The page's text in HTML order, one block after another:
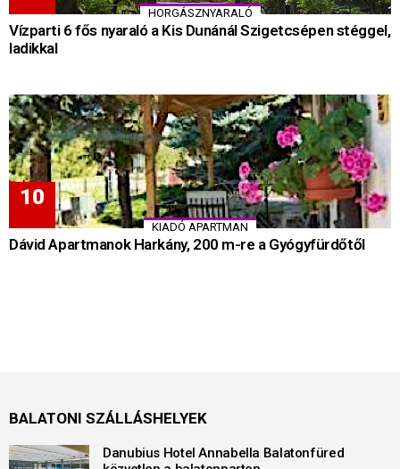
HORGÁSZNYARALÓ
Vízparti 6 fős nyaraló a Kis Dunánál Szigetcsépen stéggel,
ladikkal
KIADÓ APARTMAN
Dávid Apartmanok Harkány, 200 m-re a Gyógyfürdőtől
BALATONI SZÁLLÁSHELYEK
Danubius Hotel Annabella Balatonfüred